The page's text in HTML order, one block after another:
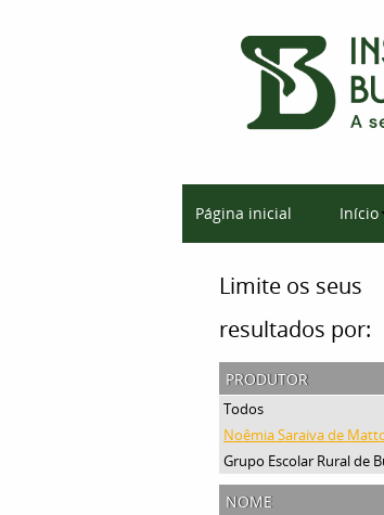
Página inicial Início
Limite os seus
resultados por:
produtor
Todos
nome